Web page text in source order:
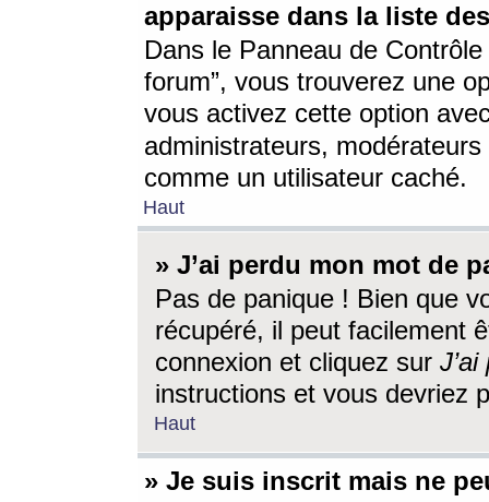
apparaisse dans la liste
Dans le Panneau de
forum”, vous trouverez une
vous activez cette option
administrateurs,
comme un utilisateur caché.
Haut
» J’ai perdu mon mot de
Pas de panique ! Bien que
récupéré, il peut facilement
connexion et cliquez sur
instructions et vous devriez
Haut
» Je suis inscrit mais ne